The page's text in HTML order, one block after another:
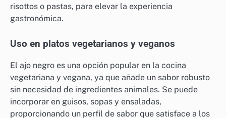
risottos o pastas, para elevar la experiencia
gastronómica.
Uso en platos vegetarianos y veganos
El ajo negro es una opción popular en la cocina
vegetariana y vegana, ya que añade un sabor robusto
sin necesidad de ingredientes animales. Se puede
incorporar en guisos, sopas y ensaladas,
proporcionando un perfil de sabor que satisface a los